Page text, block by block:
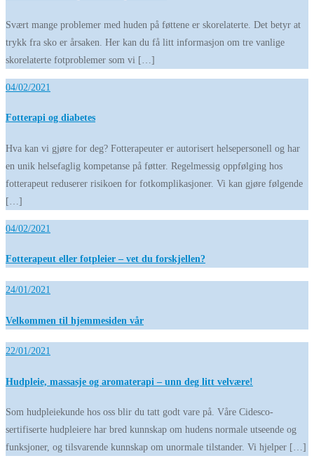
Svært mange problemer med huden på føttene er skorelaterte. Det betyr at
trykk fra sko er årsaken. Her kan du få litt informasjon om tre vanlige
skorelaterte fotproblemer som vi […]
04/02/2021
Fotterapi og diabetes
Hva kan vi gjøre for deg? Fotterapeuter er autorisert helsepersonell og har
en unik helsefaglig kompetanse på føtter. Regelmessig oppfølging hos
fotterapeut reduserer risikoen for fotkomplikasjoner. Vi kan gjøre følgende
[…]
04/02/2021
Fotterapeut eller fotpleier – vet du forskjellen?
24/01/2021
Velkommen til hjemmesiden vår
22/01/2021
Hudpleie, massasje og aromaterapi – unn deg litt velvære!
Som hudpleiekunde hos oss blir du tatt godt vare på. Våre Cidesco-
sertifiserte hudpleiere har bred kunnskap om hudens normale utseende og
funksjoner, og tilsvarende kunnskap om unormale tilstander. Vi hjelper […]